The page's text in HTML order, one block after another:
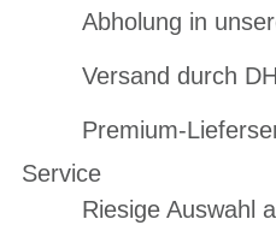
Abholung in
Versand durch
Premium-
Service
Riesige Auswahl